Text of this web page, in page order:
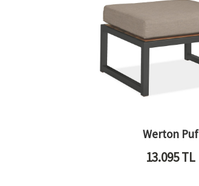
Werton Puf
13.095TL